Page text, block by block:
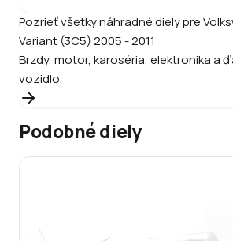
Pozrieť všetky náhradné diely pre
Variant (3C5) 2005 - 2011
Brzdy, motor, karoséria, elektronika a
vozidlo.
Podobné diely